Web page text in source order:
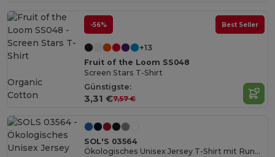
-56% Best Seller
+13
Fruit of the Loom SS048
Screen Stars T-Shirt
Günstigste:
3,31 €7,57 €
Organic
Cotton
SOL'S 03564
Ökologisches Unisex Jersey T-Shirt mit Rundhalsausschnitt